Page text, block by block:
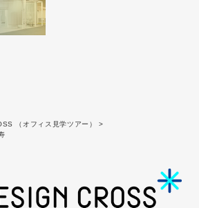
（オフィス見学ツアー）
>